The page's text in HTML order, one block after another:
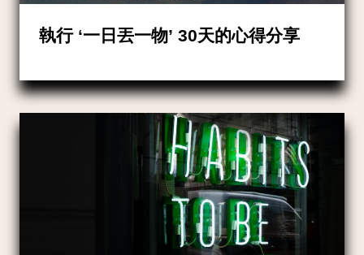
執行 ‘一日丟一物’ 30天的心得分享